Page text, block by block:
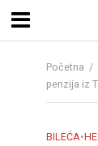
Početna /
penzija iz
BILEĆA•